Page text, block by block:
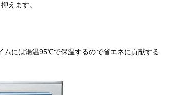
えます。
ムには湯温95℃で保温するので省エネに貢献する